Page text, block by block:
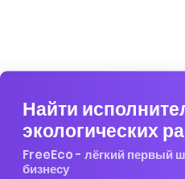
Найти
экологических
FreeEco - лёгкий первый
бизнесу